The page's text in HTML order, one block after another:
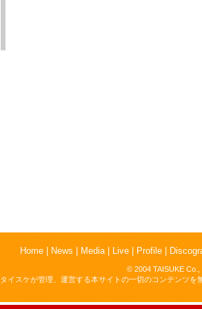
Home| News Media| Live| Profile|
© 2004 TAISUKE Co.,
タイスケが管理、運営する本サイトの一切のコンテンツを